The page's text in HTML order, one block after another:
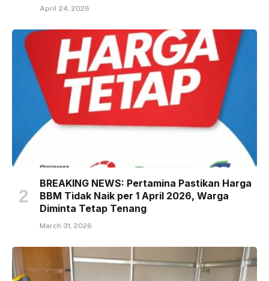
April 24, 2026
BREAKING NEWS: Pertamina Pastikan Harga
BBM Tidak Naik per 1 April 2026, Warga
Diminta Tetap Tenang
March 31, 2026